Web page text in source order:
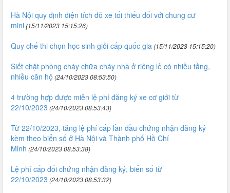
Hà Nội quy định diện tích đỗ xe tối thiếu đối với chung cư
mini(15/11/2023 15:15:26)
Quy chế thi chọn học sinh giỏi cấp quốc gia (15/11/2023 15:15:20)
Siết chặt phòng cháy chữa cháy nhà ở riêng lẻ có nhiều tầng,
nhiều căn hộ (24/10/2023 08:53:50)
4 trường hợp được miễn lệ phí đăng ký xe cơ giới từ
22/10/2023 (24/10/2023 08:53:43)
Từ 22/10/2023, tăng lệ phí cấp lần đầu chứng nhận đăng ký
kèm theo biển số ở Hà Nội và Thành phố Hồ Chí
Minh (24/10/2023 08:53:38)
Lệ phí cấp đổi chứng nhận đăng ký, biển số từ
22/10/2023 (24/10/2023 08:53:32)